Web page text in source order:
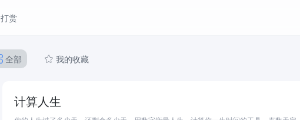
打赏
全部 我的收藏
计算人生